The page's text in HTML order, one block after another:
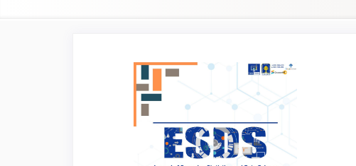
Article
Sidebar